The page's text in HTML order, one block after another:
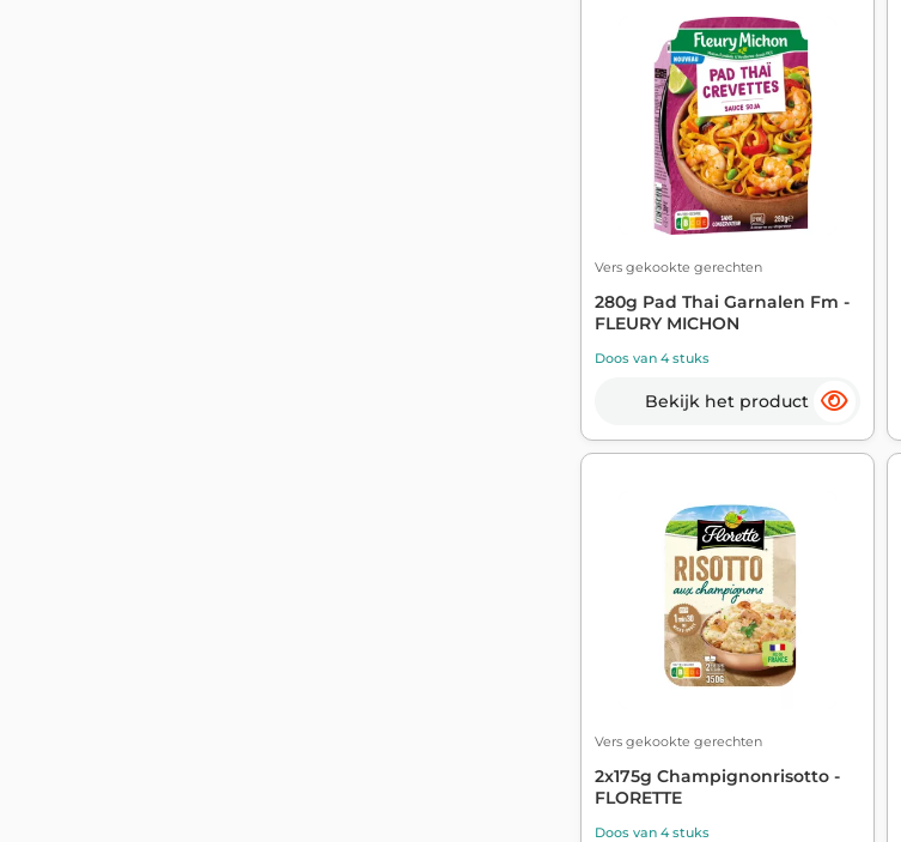
Vers gekookte gerechten
280g Pad Thai Garnalen Fm -
FLEURY MICHON
Doos van 4 stuks
Bekijk het product
Vers gekookte gerechten
2x175g Champignonrisotto -
FLORETTE
Doos van 4 stuks